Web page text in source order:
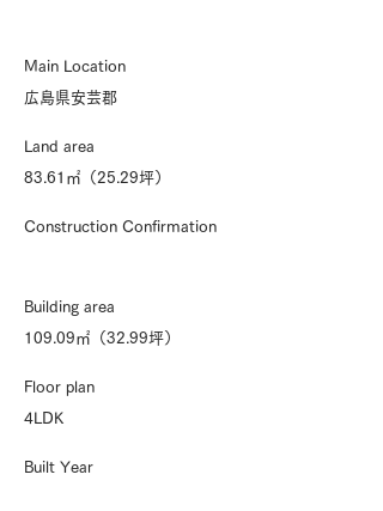
Main Location
広島県安芸郡
Land area
83.61㎡（25.29坪）
Construction Confirmation
Building area
109.09㎡（32.99坪）
Floor plan
4LDK
Built Year